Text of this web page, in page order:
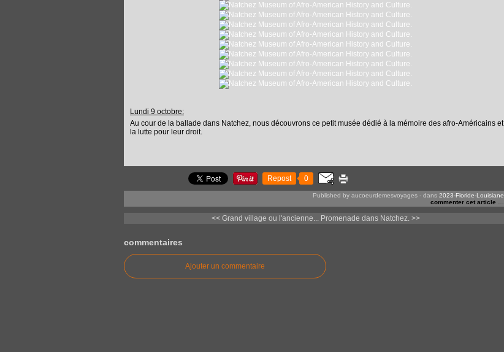
Lundi 9 octobre:
Au cour de la ballade dans Natchez, nous découvrons ce petit musée dédié à la mémoire des afro-Américains et
la lutte pour leur droit.
Repost 0
Published by aucoeurdemesvoyages - dans 2023-Floride-Louisiane
commenter cet article
<< Grand village ou l'ancienne... Promenade dans Natchez. >>
commentaires
Ajouter un commentaire